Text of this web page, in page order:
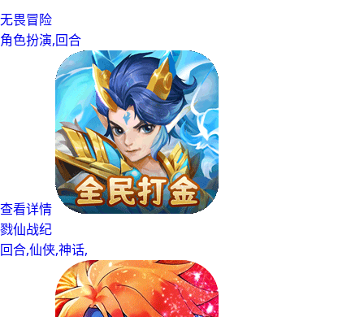
无畏冒险
角色扮演,回合
查看详情
戮仙战纪
回合,仙侠,神话,